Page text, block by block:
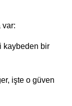
var:
kaybeden bir
işte o güven